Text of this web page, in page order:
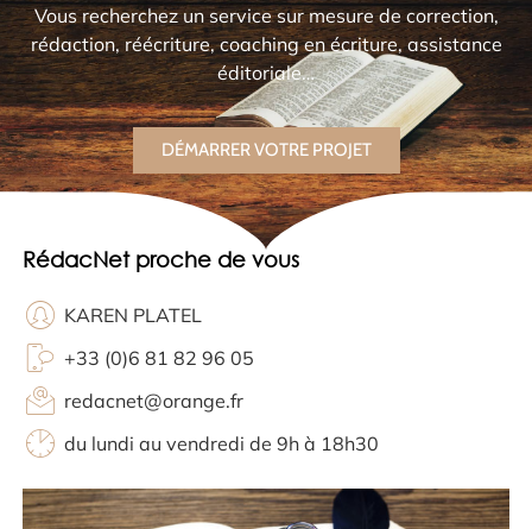
Vous recherchez un service sur mesure de correction,
rédaction, réécriture, coaching en écriture, assistance
éditoriale…
DÉMARRER VOTRE PROJET
RédacNet proche de vous
KAREN PLATEL
+33 (0)6 81 82 96 05
redacnet@orange.fr
du lundi au vendredi de 9h à 18h30